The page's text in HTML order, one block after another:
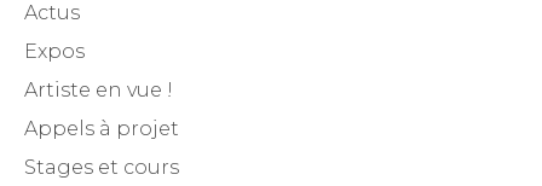
Actus
Expos
Artiste en vue !
Appels à projet
Stages et cours